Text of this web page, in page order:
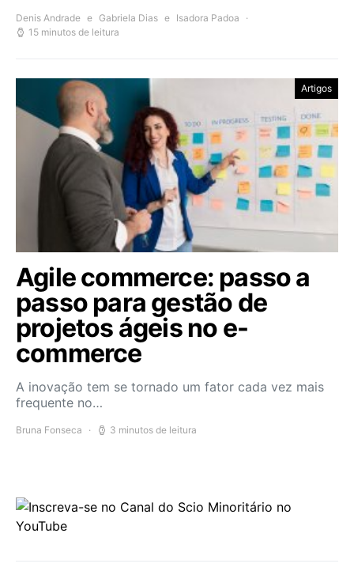
Denis Andrade e Gabriela Dias e Isadora Padoa
15 minutos de leitura
Artigos
Agile commerce: passo a
passo para gestão de
projetos ágeis no e-
commerce
A inovação tem se tornado um fator cada vez mais
frequente no…
Bruna Fonseca 3 minutos de leitura